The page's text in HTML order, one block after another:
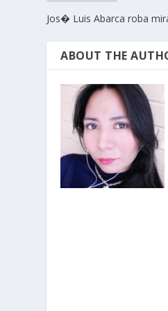
Jos� Luis Abarca roba
ABOUT THE